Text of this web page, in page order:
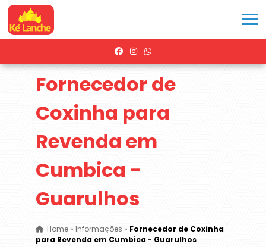
Fornecedor de
Coxinha para
Revenda em
Cumbica -
Guarulhos
Home» Informações » Fornecedor de Coxinha
para Revenda em Cumbica - Guarulhos